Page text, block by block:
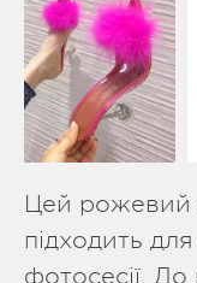
Цей рожевий
підходить
фотосесії.